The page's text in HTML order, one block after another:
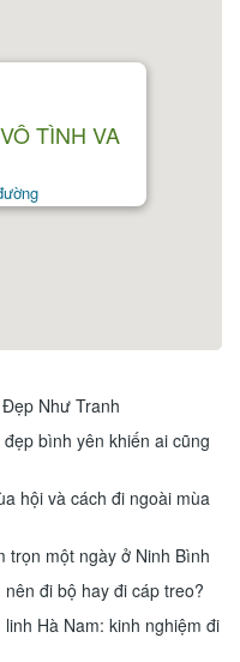
TÌNH VA
Như Tranh
bình yên khiến ai cũng
hội và cách đi ngoài mùa
trọn một ngày ở Ninh Bình
đi bộ hay đi cáp treo?
Hà Nam: kinh nghiệm đi